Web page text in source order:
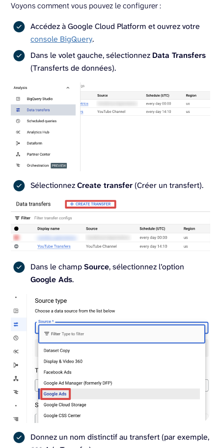
Voyons comment vous pouvez le configurer :
Accédez à Google Cloud Platform et ouvrez votre
console BigQuery.
Dans le volet gauche, sélectionnez Data Transfers
(Transferts de données).
SélectionnezCreate transfer(Créer un transfert).
Dans le champSource, sélectionnez l’option
Google Ads.
Donnez un nom distinctif au transfert (par exemple,